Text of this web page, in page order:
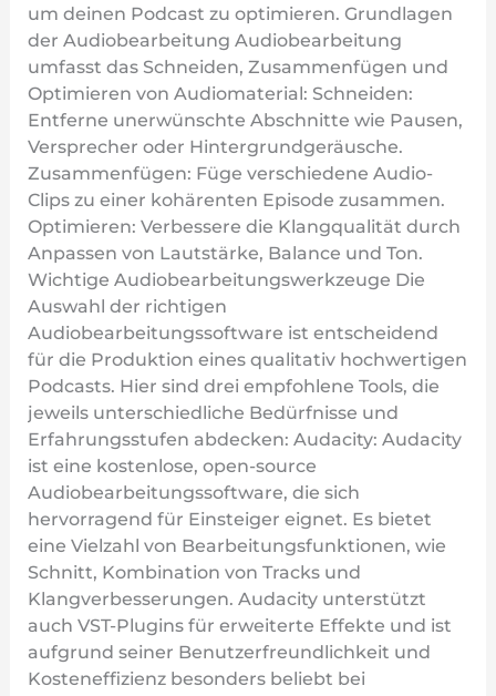
um deinen Podcast zu optimieren. Grundlagen
der Audiobearbeitung Audiobearbeitung
umfasst das Schneiden, Zusammenfügen und
Optimieren von Audiomaterial: Schneiden:
Entferne unerwünschte Abschnitte wie Pausen,
Versprecher oder Hintergrundgeräusche.
Zusammenfügen: Füge verschiedene Audio-
Clips zu einer kohärenten Episode zusammen.
Optimieren: Verbessere die Klangqualität durch
Anpassen von Lautstärke, Balance und Ton.
Wichtige Audiobearbeitungswerkzeuge Die
Auswahl der richtigen
Audiobearbeitungssoftware ist entscheidend
für die Produktion eines qualitativ hochwertigen
Podcasts. Hier sind drei empfohlene Tools, die
jeweils unterschiedliche Bedürfnisse und
Erfahrungsstufen abdecken: Audacity: Audacity
ist eine kostenlose, open-source
Audiobearbeitungssoftware, die sich
hervorragend für Einsteiger eignet. Es bietet
eine Vielzahl von Bearbeitungsfunktionen, wie
Schnitt, Kombination von Tracks und
Klangverbesserungen. Audacity unterstützt
auch VST-Plugins für erweiterte Effekte und ist
aufgrund seiner Benutzerfreundlichkeit und
Kosteneffizienz besonders beliebt bei